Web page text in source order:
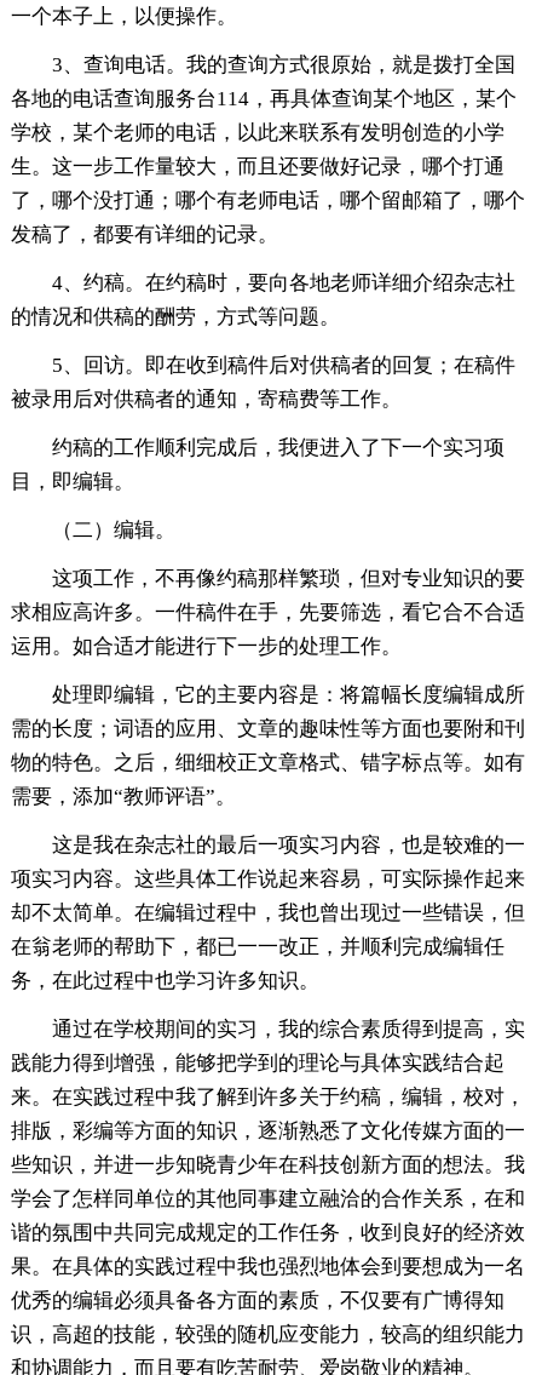
一个本子上，以便操作。
3、查询电话。我的查询方式很原始，就是拨打全国
各地的电话查询服务台114，再具体查询某个地区，某个
学校，某个老师的电话，以此来联系有发明创造的小学
生。这一步工作量较大，而且还要做好记录，哪个打通
了，哪个没打通；哪个有老师电话，哪个留邮箱了，哪个
发稿了，都要有详细的记录。
4、约稿。在约稿时，要向各地老师详细介绍杂志社
的情况和供稿的酬劳，方式等问题。
5、回访。即在收到稿件后对供稿者的回复；在稿件
被录用后对供稿者的通知，寄稿费等工作。
约稿的工作顺利完成后，我便进入了下一个实习项
目，即编辑。
（二）编辑。
这项工作，不再像约稿那样繁琐，但对专业知识的要
求相应高许多。一件稿件在手，先要筛选，看它合不合适
运用。如合适才能进行下一步的处理工作。
处理即编辑，它的主要内容是：将篇幅长度编辑成所
需的长度；词语的应用、文章的趣味性等方面也要附和刊
物的特色。之后，细细校正文章格式、错字标点等。如有
需要，添加“教师评语”。
这是我在杂志社的最后一项实习内容，也是较难的一
项实习内容。这些具体工作说起来容易，可实际操作起来
却不太简单。在编辑过程中，我也曾出现过一些错误，但
在翁老师的帮助下，都已一一改正，并顺利完成编辑任
务，在此过程中也学习许多知识。
通过在学校期间的实习，我的综合素质得到提高，实
践能力得到增强，能够把学到的理论与具体实践结合起
来。在实践过程中我了解到许多关于约稿，编辑，校对，
排版，彩编等方面的知识，逐渐熟悉了文化传媒方面的一
些知识，并进一步知晓青少年在科技创新方面的想法。我
学会了怎样同单位的其他同事建立融洽的合作关系，在和
谐的氛围中共同完成规定的工作任务，收到良好的经济效
果。在具体的实践过程中我也强烈地体会到要想成为一名
优秀的编辑必须具备各方面的素质，不仅要有广博得知
识，高超的技能，较强的随机应变能力，较高的组织能力
和协调能力，而且要有吃苦耐劳、爱岗敬业的精神。